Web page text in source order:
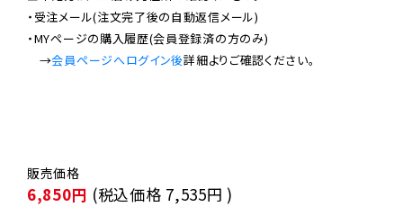
・受注メール(注文完了後の自動返信メール)
・MYページの購入履歴(会員登録済の方のみ)
→会員ページへログイン後
6,850円 (税込価格 7,535円 )